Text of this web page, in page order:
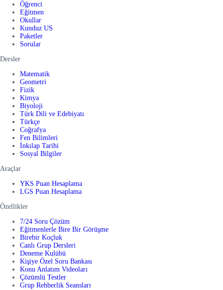
Öğrenci
Eğitmen
Okullar
Kunduz US
Paketler
Sorular
Dersler
Matematik
Geometri
Fizik
Kimya
Biyoloji
Türk Dili ve Edebiyatı
Türkçe
Coğrafya
Fen Bilimleri
İnkılap Tarihi
Sosyal Bilgiler
Araçlar
YKS Puan Hesaplama
LGS Puan Hesaplama
Özellikler
7/24 Soru Çözüm
Eğitmenlerle Bire Bir Görüşme
Birebir Koçluk
Canlı Grup Dersleri
Deneme Kulübü
Kişiye Özel Soru Bankası
Konu Anlatım Videoları
Çözümlü Testler
Grup Rehberlik Seansları